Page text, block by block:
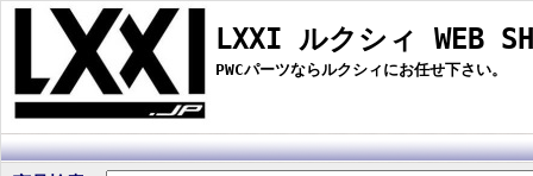
LXXI ルクシィ WEB
PWCパーツならルクシィにお任せ下さい。